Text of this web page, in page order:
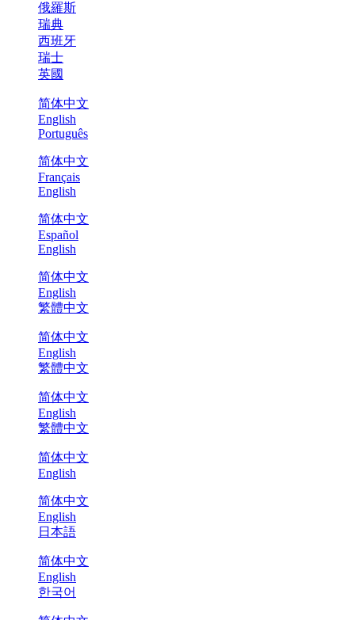
俄羅斯
瑞典
西班牙
瑞士
英國
简体中文
English
Português
简体中文
Français
English
简体中文
Español
English
简体中文
English
繁體中文
简体中文
English
繁體中文
简体中文
English
繁體中文
简体中文
English
简体中文
English
日本語
简体中文
English
한국어